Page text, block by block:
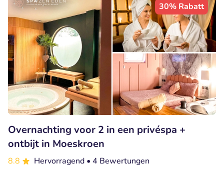
30% Rabatt
Overnachting voor 2 in een privéspa +
ontbijt in Moeskroen
8.8 Hervorragend • 4 Bewertungen